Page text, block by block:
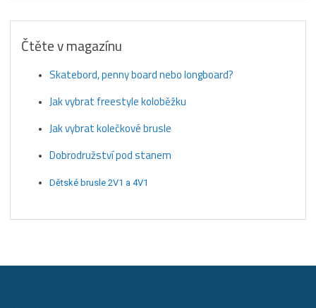
Čtěte v magazínu
Skatebord, penny board nebo longboard?
Jak vybrat freestyle koloběžku
Jak vybrat kolečkové brusle
Dobrodružství pod stanem
Dětské brusle 2V1 a 4V1